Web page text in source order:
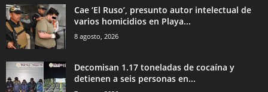
Cae ‘El Ruso’, presunto autor intelectual de
varios homicidios en Playa...
8 agosto, 2026
Decomisan 1.17 toneladas de cocaína y
detienen a seis personas en...